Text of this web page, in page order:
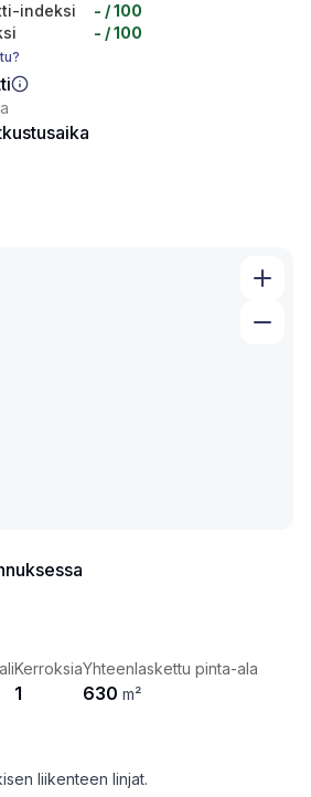
indeksi
- / 100
- / 100
Kerroksia
1
Yhteenlaskettu pinta-ala
630 m²
liikenteen linjat.